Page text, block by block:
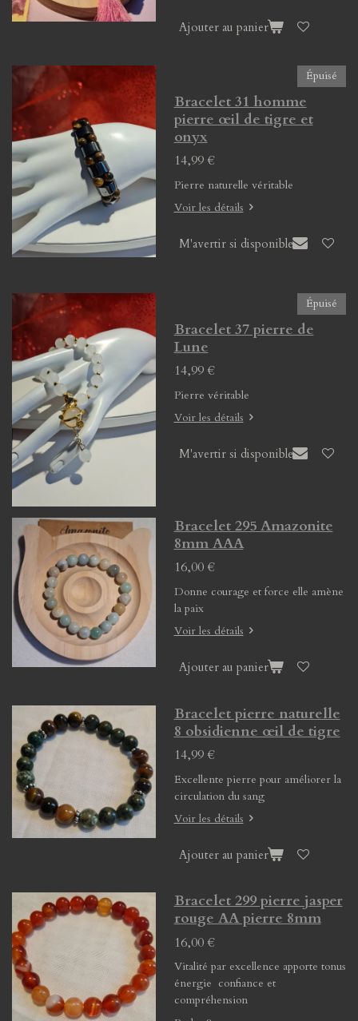
Ajouter au panier
Épuisé
Bracelet 31 homme
pierre œil de tigre et
onyx
14,99 €
Pierre naturelle véritable
Voir les détails
M'avertir si disponible
Épuisé
Bracelet 37 pierre de
Lune
14,99 €
Pierre véritable
Voir les détails
M'avertir si disponible
Bracelet 295 Amazonite
8mm AAA
16,00 €
Donne courage et force elle amène
la paix
Voir les détails
Ajouter au panier
Bracelet pierre naturelle
8 obsidienne œil de tigre
14,99 €
Excellente pierre pour améliorer la
circulation du sang
Voir les détails
Ajouter au panier
Bracelet 299 pierre jasper
rouge AA pierre 8mm
16,00 €
Vitalité par excellence apporte tonus
énergie confiance et
compréhension